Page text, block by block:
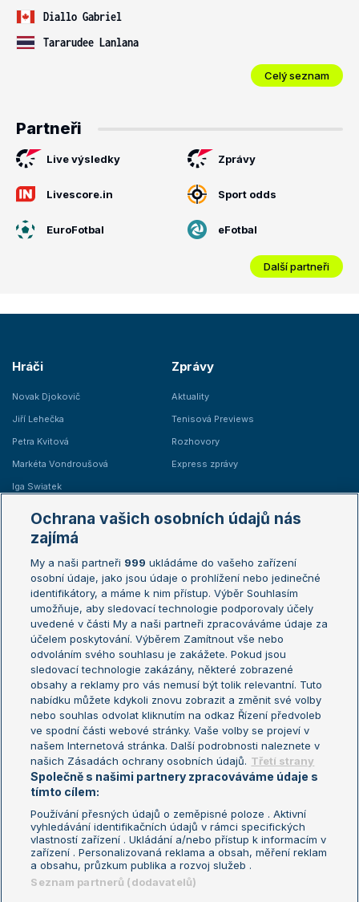
Diallo Gabriel
Tararudee Lanlana
Celý seznam
Partneři
Live výsledky Zprávy
Livescore.in Sport odds
EuroFotbal eFotbal
Další partneři
Hráči
Novak Djokovič
Jiří Lehečka
Petra Kvitová
Markéta Vondroušová
Iga Swiatek
Zprávy
Aktuality
Tenisová Previews
Rozhovory
Express zprávy
Žebříčky
Žebříček ATP (muži)
Žebříček WTA (ženy)
Sázkařský žebříček
Australian Open
French Open
Wimbledon
US Open
Turnaj mistrů
Turnaj mistryň
Aktualní trendy
Fotbalové přestupy
Livesport Daily
LS Prague Open
Podmínky užití
Nastavení soukromí
GDPR a žurnalistika
Reklama
Kontakt
Informace o zpracování osobních
údajů
Ochrana vašich osobních údajů nás
zajímá
My a naši partneři 999 ukládáme do vašeho zařízení
osobní údaje, jako jsou údaje o prohlížení nebo jedinečné
identifikátory, a máme k nim přístup. Výběr Souhlasím
umožňuje, aby sledovací technologie podporovaly účely
uvedené v části My a naši partneři zpracováváme údaje za
účelem poskytování. Výběrem Zamítnout vše nebo
odvoláním svého souhlasu je zakážete. Pokud jsou
sledovací technologie zakázány, některé zobrazené
obsahy a reklamy pro vás nemusí být tolik relevantní. Tuto
nabídku můžete kdykoli znovu zobrazit a změnit své volby
nebo souhlas odvolat kliknutím na odkaz Řízení předvoleb
ve spodní části webové stránky. Vaše volby se projeví v
našem Internetová stránka. Další podrobnosti naleznete v
našich Zásadách ochrany osobních údajů. Třetí strany
Společně s našimi partnery zpracováváme údaje s
tímto cílem:
Používání přesných údajů o zeměpisné poloze . Aktivní
vyhledávání identifikačních údajů v rámci specifických
vlastností zařízení . Ukládání a/nebo přístup k informacím v
zařízení . Personalizovaná reklama a obsah, měření reklam
a obsahu, průzkum publika a rozvoj služeb .
Seznam partnerů (dodavatelů)